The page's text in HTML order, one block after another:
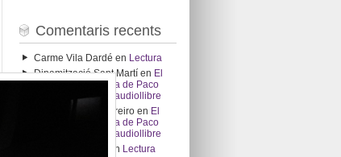
Comentaris recents
Carme Vila Dardé en Lectura
Dinamització Sant Martíen El
llibre ‘Petita història de Paco
Candel’ també en audiollibre
Gabriela Stein Barreiroen El
llibre ‘Petita història de Paco
Candel’ també en audiollibre
en Lectura